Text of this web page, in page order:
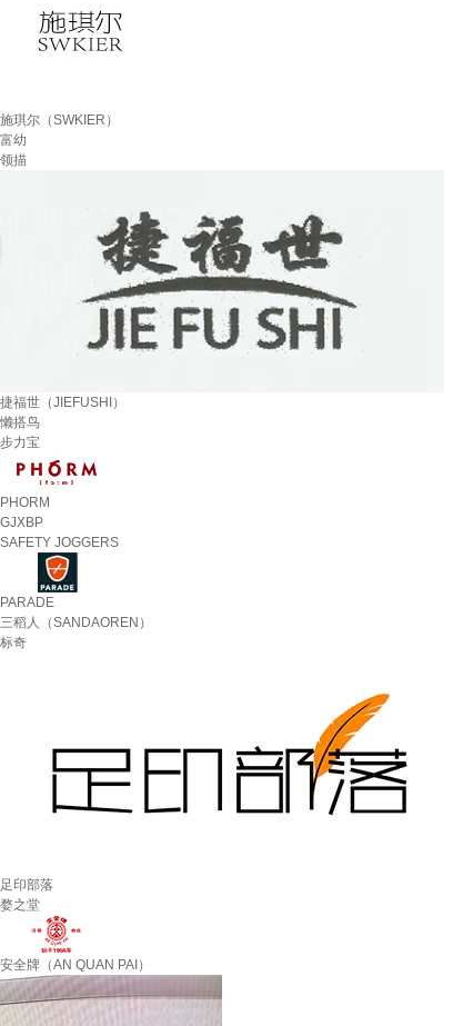
施琪尔（SWKIER）
富幼
领描
捷福世（JIEFUSHI）
懒搭鸟
步力宝
PHORM
GJXBP
SAFETY JOGGERS
PARADE
三稻人（SANDAOREN）
标奇
足印部落
婺之堂
安全牌（AN QUAN PAI）